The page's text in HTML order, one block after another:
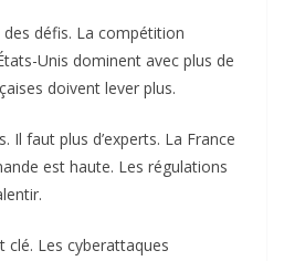
défis. La compétition
Unis dominent avec plus de
doivent lever plus.
Il faut plus d’experts. La France
est haute. Les régulations
clé. Les cyberattaques